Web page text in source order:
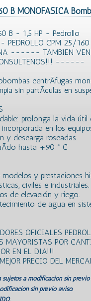
B MONOFASICA
B - 1,5 HP - Pedrollo
CPM 25/
------ TAMBIEN
------
centrÃ­fugas
sin partÃ­culas en
prolonga la vida útil
incorporada en los
y descarga roscadas.
hasta +90 º C
modelos y prestaciones
civiles e industriales.
de elevación y riego.
de agua en
OFICIALES
MAYORISTAS POR
EN EL DIA!!!
PRECIO DEL
sujetos a modificación sin previo
sin previo aviso.